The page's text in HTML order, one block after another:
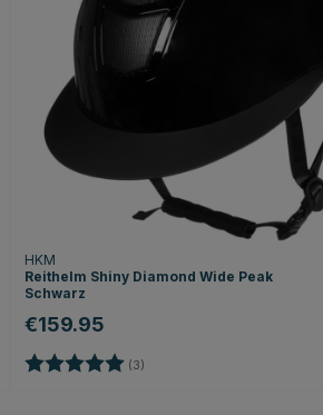
HKM
Reithelm Shiny Diamond Wide Peak
Schwarz
€159.95
Bewertung: (3)